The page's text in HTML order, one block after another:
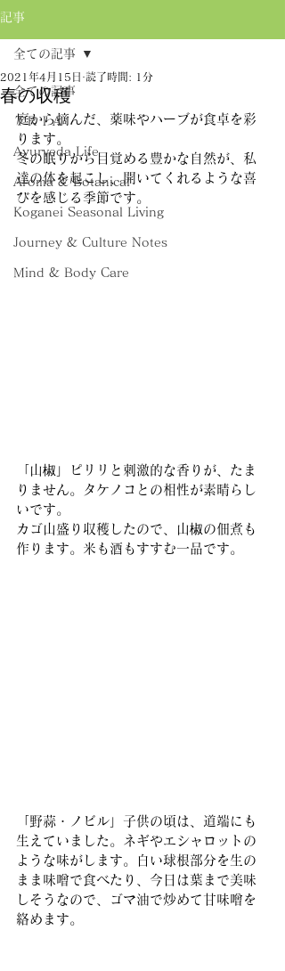
記事
全ての記事
ＴＲＩＡ
Ayurveda Life
Aroma & Botanical
Koganei Seasonal Living
Journey & Culture Notes
Mind & Body Care
全ての記事
春の収穫
2021年4月15日 読了時間: 1分
庭から摘んだ、薬味やハーブが食卓を彩
ります。
冬の眠りから目覚める豊かな自然が、私
達の体を起こし、開いてくれるような喜
びを感じる季節です。
「山椒」ピリリと刺激的な香りが、たま
りません。タケノコとの相性が素晴らし
いです。
カゴ山盛り収穫したので、山椒の佃煮も
作ります。米も酒もすすむ一品です。
「野蒜・ノビル」子供の頃は、道端にも
生えていました。ネギやエシャロットの
ような味がします。白い球根部分を生の
まま味噌で食べたり、今日は葉まで美味
しそうなので、ゴマ油で炒めて甘味噌を
絡めます。